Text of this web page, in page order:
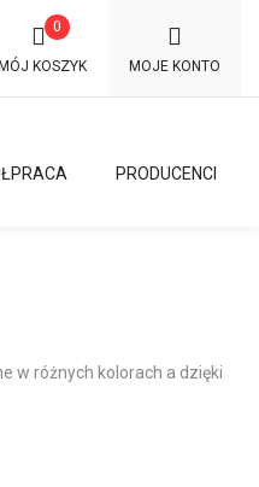
MÓJ KOSZYK
0
MOJE KONTO
PRODUCENCI
w różnych kolorach a dzięki